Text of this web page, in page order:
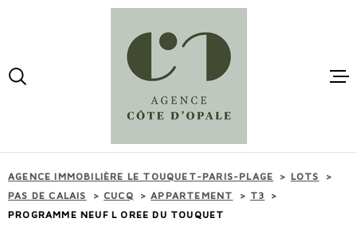
recherche
principal
VENTES
AGENCE IMMOBILIÈRE LE TOUQUET-PARIS-PLAGE
LOTS
PAS DE CALAIS
CUCQ APPARTEMENT
T3
PROGRAMME NEUF L OREE DU TOUQUET
RECHERCHE
D'OFFRE
OFFRES PROGRAMMES
TYPE
DE
BIEN